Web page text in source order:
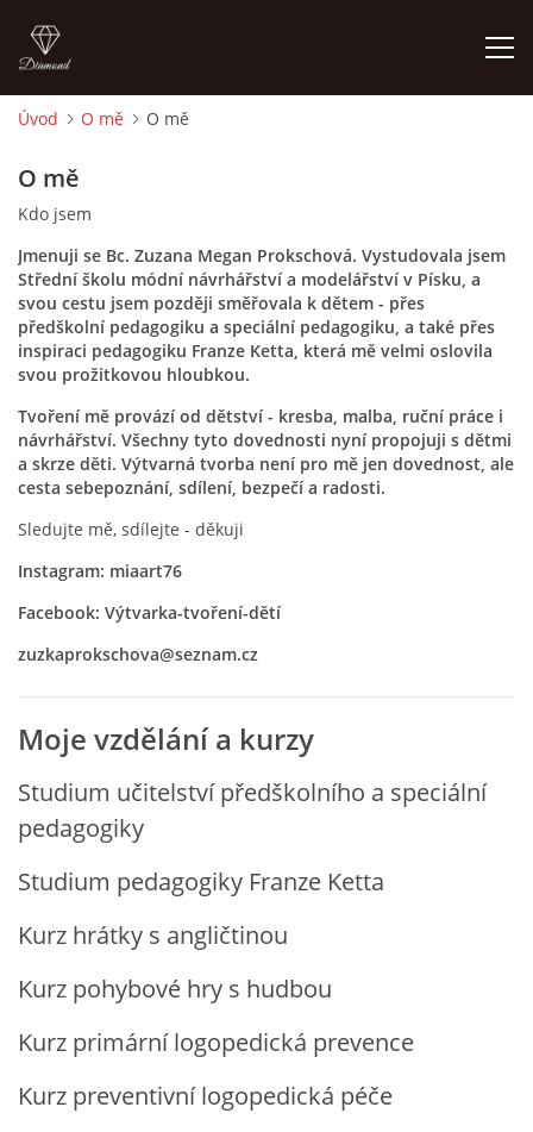
O MĚ
FOTOALBUM
DĚJINY VÝTVARNÉHO UMĚNÍ
NOVINKY ZE ŠKOLSTVÍ 2025
VZDĚLÁVACÍ BLOK ZÁŘÍ
VZDĚLÁVACÍ BLOK ŘÍJEN
VZDĚLÁVACÍ BLOK LISTOPAD
VZDĚLÁVACÍ BLOK PROSINEC
VZDĚLÁVACÍ BLOK LEDEN
VZDĚLÁVACÍ BLOK ÚNOR
VZDĚLÁVACÍ BLOK DUBEN
Úvod O mě O mě
O mě
Kdo jsem
Jmenuji se Bc. Zuzana Megan Prokschová. Vystudovala jsem
Střední školu módní návrhářství a modelářství v Písku, a
svou cestu jsem později směřovala k dětem - přes
předškolní pedagogiku a speciální pedagogiku, a také přes
inspiraci pedagogiku Franze Ketta, která mě velmi oslovila
svou prožitkovou hloubkou.
Tvoření mě provází od dětství - kresba, malba, ruční práce i
návrhářství. Všechny tyto dovednosti nyní propojuji s dětmi
a skrze děti. Výtvarná tvorba není pro mě jen dovednost, ale
cesta sebepoznání, sdílení, bezpečí a radosti.
Sledujte mě, sdílejte - děkuji
Instagram: miaart76
Facebook: Výtvarka-tvoření-dětí
zuzkaprokschova@seznam.cz
Moje vzdělání a kurzy
Studium učitelství předškolního a speciální
pedagogiky
Studium pedagogiky Franze Ketta
Kurz hrátky s angličtinou
Kurz pohybové hry s hudbou
Kurz primární logopedická prevence
Kurz preventivní logopedická péče